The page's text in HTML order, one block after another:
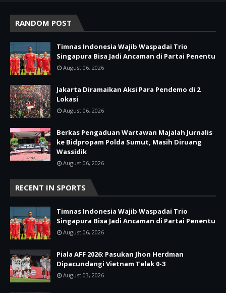
RANDOM POST
Timnas Indonesia Wajib Waspadai Trio
Singapura Bisa Jadi Ancaman di Partai Penentu
August 06, 2026
Jakarta Diramaikan Aksi Para Pendemo di 2
Lokasi
August 06, 2026
Berkas Pengaduan Wartawan Majalah Jurnalis
ke Bidpropam Polda Sumut, Masih Diruang
Wassidik
August 06, 2026
RECENT IN SPORTS
Timnas Indonesia Wajib Waspadai Trio
Singapura Bisa Jadi Ancaman di Partai Penentu
August 06, 2026
Piala AFF 2026: Pasukan Jhon Herdman
Dipacundangi Vietnam Telak 0-3
August 03, 2026